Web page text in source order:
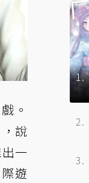
。
說
一
遊